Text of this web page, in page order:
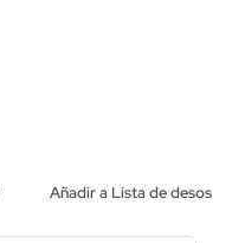
Añadir a Lista de desos